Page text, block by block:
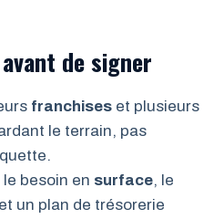
de signer
franchises et plusieurs
le terrain, pas
le besoin en surface, le
et un plan de trésorerie